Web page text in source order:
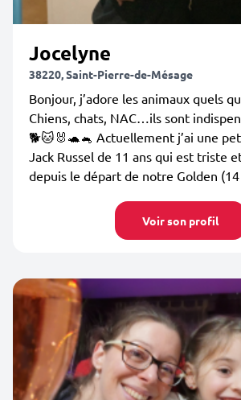
Jocelyne
38220, Saint-Pierre-de-Mésage
Bonjour, j’adore les animaux quels
Chiens, chats, NAC…ils sont
🐕🐱🐰🐢🐁 Actuellement j’ai une
Jack Russel de 11 ans qui est triste
depuis le départ de notre Golden (14
Voir son profil